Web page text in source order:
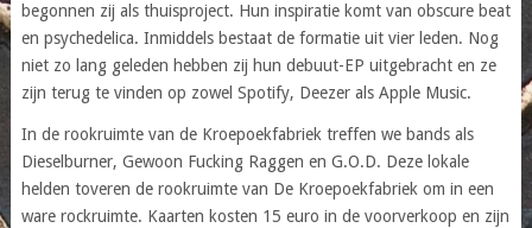
begonnen zij als thuisproject. Hun inspiratie komt van obscure beat
en psychedelica. Inmiddels bestaat de formatie uit vier leden. Nog
niet zo lang geleden hebben zij hun debuut-EP uitgebracht en ze
zijn terug te vinden op zowel Spotify, Deezer als Apple Music.
In de rookruimte van de Kroepoekfabriek treffen we bands als
Dieselburner, Gewoon Fucking Raggen en G.O.D. Deze lokale
helden toveren de rookruimte van De Kroepoekfabriek om in een
ware rockruimte. Kaarten kosten 15 euro in de voorverkoop en zijn